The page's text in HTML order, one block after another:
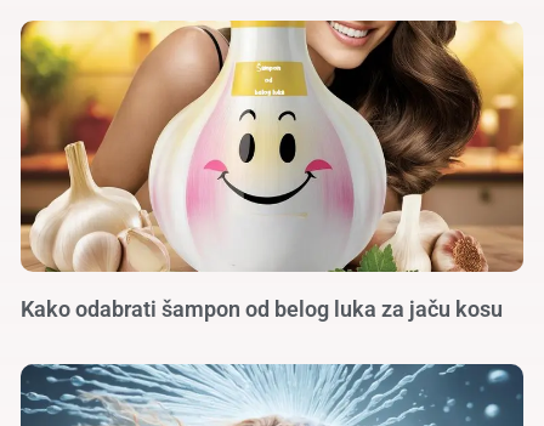
Kako odabrati šampon od belog luka za jaču kosu